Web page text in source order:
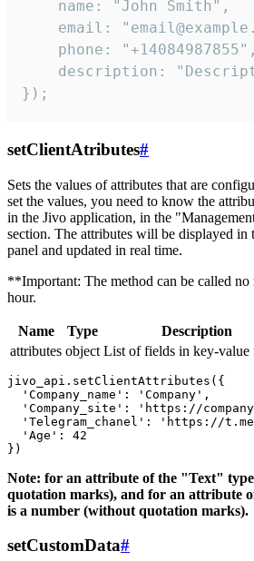
    name: "John Smith",
email:
    phone: "+14084987855",
description:
});
setClientAtributes#
Sets the values ​​of attributes that are
set the values, you need to know the
in the Jivo application, in the
section. The attributes will be displayed in
panel and updated in real time.
**Important: The method can be called no
hour.
Name Type
Description
attributes object List of fields in key-value
jivo_api.setClientAttributes({
  'Company_name': 'Company',
'Company_site': 'https://
'Telegram_chanel': 'https://
  'Age': 42
Note: for an attribute of the "Text"
quotation marks), and for an attribute
is a number (without quotation marks).
setCustomData#